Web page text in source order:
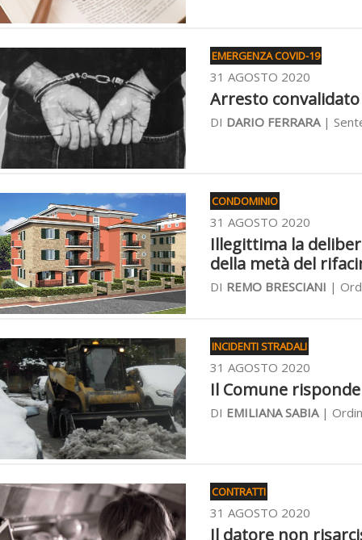
EMERGENZA COVID-19
31 AGOSTO 2020
Arresto
DI DARIO FERRARA|
CONDOMINIO
31 AGOSTO 2020
Illegittima la
della metà del
DI REMO BRESCIANI |
INCIDENTI STRADALI
31 AGOSTO 2020
Il Comune
DI EMILIANA SABIA|
CONTRATTI
31 AGOSTO 2020
Il datore non